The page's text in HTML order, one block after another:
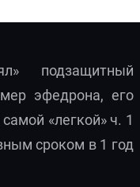
подзащитный
эфедрона, его
«легкой» ч. 1
сроком в 1 год